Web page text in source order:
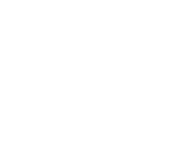
mašina, kontrolnih sistema i opreme za
temperature, izlaganje kemikalijama i